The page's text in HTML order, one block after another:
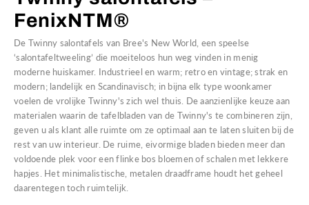
FenixNTM®
De Twinny salontafels van Bree's New World, een speelse
‘salontafeltweeling’ die moeiteloos hun weg vinden in menig
moderne huiskamer. Industrieel en warm; retro en vintage; strak en
modern; landelijk en Scandinavisch; in bijna elk type woonkamer
voelen de vrolijke Twinny's zich wel thuis. De aanzienlijke keuze aan
materialen waarin de tafelbladen van de Twinny's te combineren zijn,
geven u als klant alle ruimte om ze optimaal aan te laten sluiten bij de
rest van uw interieur. De ruime, eivormige bladen bieden meer dan
voldoende plek voor een flinke bos bloemen of schalen met lekkere
hapjes. Het minimalistische, metalen draadframe houdt het geheel
daarentegen toch ruimtelijk.